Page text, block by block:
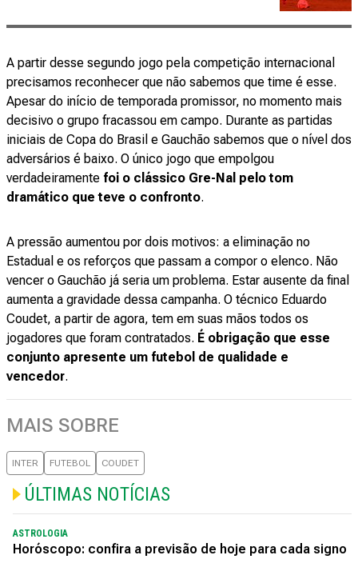
A partir desse segundo jogo pela competição internacional
precisamos reconhecer que não sabemos que time é esse.
Apesar do início de temporada promissor, no momento mais
decisivo o grupo fracassou em campo. Durante as partidas
iniciais de Copa do Brasil e Gauchão sabemos que o nível dos
adversários é baixo. O único jogo que empolgou
verdadeiramente foi o clássico Gre-Nal pelo tom
dramático que teve o confronto.
A pressão aumentou por dois motivos: a eliminação no
Estadual e os reforços que passam a compor o elenco. Não
vencer o Gauchão já seria um problema. Estar ausente da final
aumenta a gravidade dessa campanha. O técnico Eduardo
Coudet, a partir de agora, tem em suas mãos todos os
jogadores que foram contratados. É obrigação que esse
conjunto apresente um futebol de qualidade e
vencedor.
MAIS SOBRE
INTER FUTEBOL COUDET
ÚLTIMAS NOTÍCIAS
ASTROLOGIA
Horóscopo: confira a previsão de hoje para cada signo